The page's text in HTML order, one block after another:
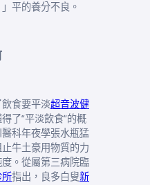
平的養分不良。
食要平淡超音波健
了“平淡飲食”的概
科年夜學張水瓶猛
牛土豪用物質的力
。從屬第三病院臨
所指出，良多白叟新